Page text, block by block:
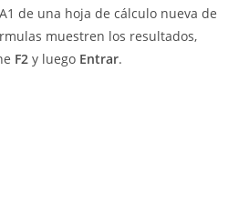
de una hoja de cálculo nueva de
muestren los resultados,
F2 y luego Entrar.